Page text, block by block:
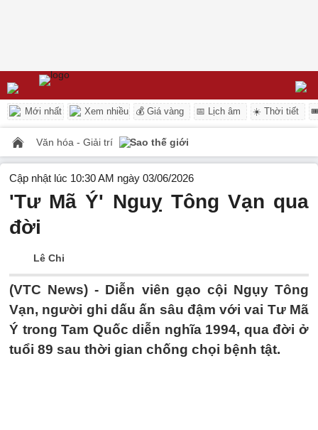
Mới nhất Xem nhiều 💰 Giá vàng 📅 Lịch âm ☀️ Thời tiết
Văn hóa - Giải trí Sao thế giới
Cập nhật lúc 10:30 AM ngày 03/06/2026
'Tư Mã Ý' Nguỵ Tông Vạn qua
đời
Lê Chi
(VTC News) - Diễn viên gạo cội Ngụy Tông
Vạn, người ghi dấu ấn sâu đậm với vai Tư Mã
Ý trong Tam Quốc diễn nghĩa 1994, qua đời ở
tuổi 89 sau thời gian chống chọi bệnh tật.